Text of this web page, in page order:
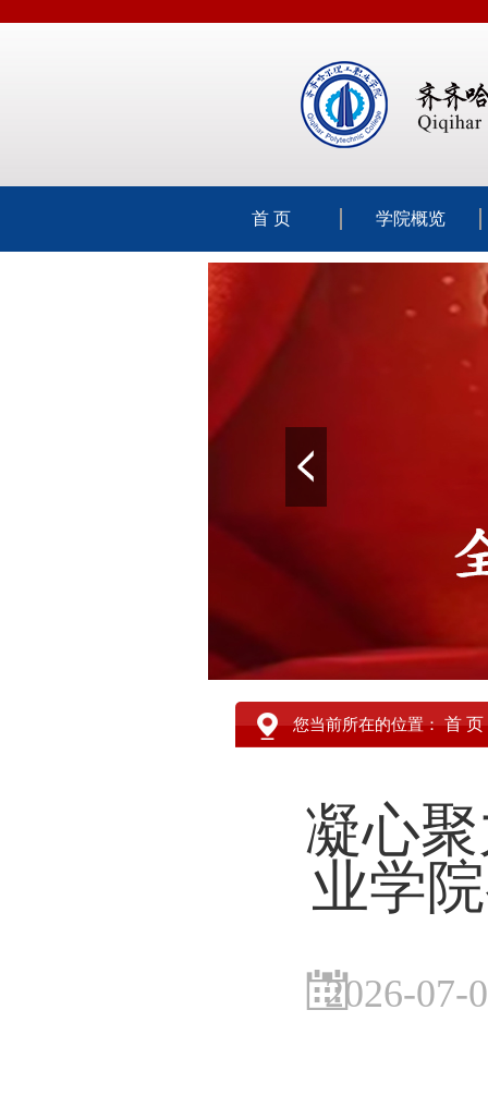
首 页 学院概览
您当前所在的位置：首 页
凝心
业学
2026-07-